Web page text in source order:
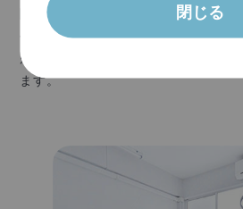
閉じる
除かない限り完治しません。
手術自体は簡単で、短時間で終える
帰りで
ます。